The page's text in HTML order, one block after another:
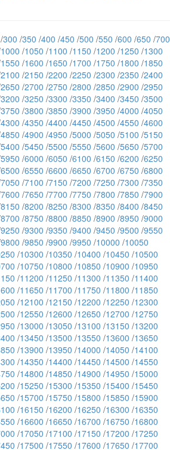
/300 /350 /400 /450 /500 /550 /600 /650 /700
1000 /1050 /1100 /1150 /1200 /1250 /1300
1550 /1600 /1650 /1700 /1750 /1800 /1850
2100 /2150 /2200 /2250 /2300 /2350 /2400
2650 /2700 /2750 /2800 /2850 /2900 /2950
3200 /3250 /3300 /3350 /3400 /3450 /3500
3750 /3800 /3850 /3900 /3950 /4000 /4050
4300 /4350 /4400 /4450 /4500 /4550 /4600
4850 /4900 /4950 /5000 /5050 /5100 /5150
5400 /5450 /5500 /5550 /5600 /5650 /5700
5950 /6000 /6050 /6100 /6150 /6200 /6250
6500 /6550 /6600 /6650 /6700 /6750 /6800
7050 /7100 /7150 /7200 /7250 /7300 /7350
7600 /7650 /7700 /7750 /7800 /7850 /7900
8150 /8200 /8250 /8300 /8350 /8400 /8450
8700 /8750 /8800 /8850 /8900 /8950 /9000
9250 /9300 /9350 /9400 /9450 /9500 /9550
9800 /9850 /9900 /9950 /10000 /10050
/10300 /10350 /10400 /10450 /10500
/10750 /10800 /10850 /10900 /10950
/11200 /11250 /11300 /11350 /11400
/11650 /11700 /11750 /11800 /11850
/12100 /12150 /12200 /12250 /12300
/12550 /12600 /12650 /12700 /12750
/13000 /13050 /13100 /13150 /13200
/13450 /13500 /13550 /13600 /13650
/13900 /13950 /14000 /14050 /14100
/14350 /14400 /14450 /14500 /14550
/14800 /14850 /14900 /14950 /15000
/15250 /15300 /15350 /15400 /15450
/15700 /15750 /15800 /15850 /15900
/16150 /16200 /16250 /16300 /16350
/16600 /16650 /16700 /16750 /16800
/17050 /17100 /17150 /17200 /17250
/17500 /17550 /17600 /17650 /17700